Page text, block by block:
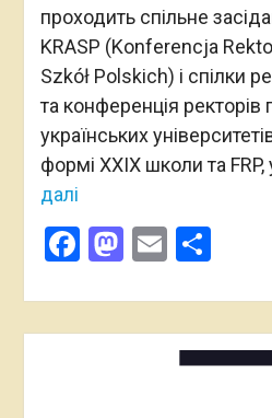
проходить спільне
KRASP (Konferencja
Szkół Polskich) і спілки
та конференція ректорів
українських
формі XXIX школи та FRP,
далі
Facebook
Mastodon
Email